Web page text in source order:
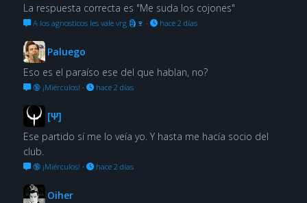
La respuesta correcta es "Me suda los cojones"
A los agnosticos les vale vrg 🗿🍷 · hace 2 días
Paluego
Eso es el paraíso ese del que hablan, no?
🔞 ¡Miérculos! · hace 2 días
[Ψ]
Ese partido sí me lo veía yo. Y hasta me hacía socio del
club.
🔞 ¡Miérculos! · hace 2 días
Oiher